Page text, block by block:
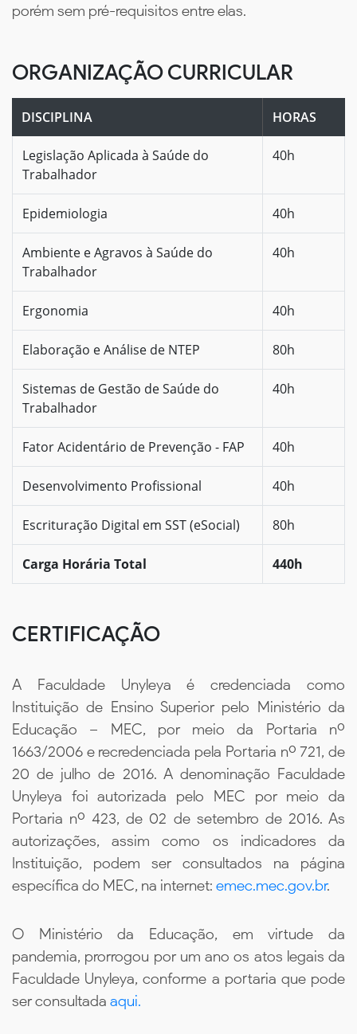
porém sem pré-requisitos entre elas.
ORGANIZAÇÃO CURRICULAR
DISCIPLINA HORAS
Legislação Aplicada à Saúde do
Trabalhador
40h
Epidemiologia 40h
Ambiente e Agravos à Saúde do
Trabalhador
40h
Ergonomia 40h
Elaboração e Análise de NTEP 80h
Sistemas de Gestão de Saúde do
Trabalhador
40h
Fator Acidentário de Prevenção - FAP 40h
Desenvolvimento Profissional 40h
Escrituração Digital em SST (eSocial) 80h
Carga Horária Total 440h
CERTIFICAÇÃO
A Faculdade Unyleya é credenciada como
Instituição de Ensino Superior pelo Ministério da
Educação – MEC, por meio da Portaria nº
1663/2006 e recredenciada pela Portaria nº 721, de
20 de julho de 2016. A denominação Faculdade
Unyleya foi autorizada pelo MEC por meio da
Portaria nº 423, de 02 de setembro de 2016. As
autorizações, assim como os indicadores da
Instituição, podem ser consultados na página
específica do MEC, na internet: emec.mec.gov.br.
O Ministério da Educação, em virtude da
pandemia, prorrogou por um ano os atos legais da
Faculdade Unyleya, conforme a portaria que pode
ser consultada aqui.